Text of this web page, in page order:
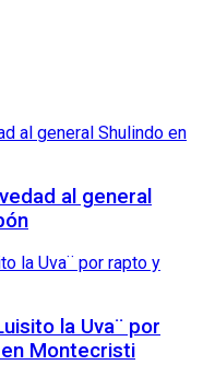
al general
la Uva¨ por
Montecristi